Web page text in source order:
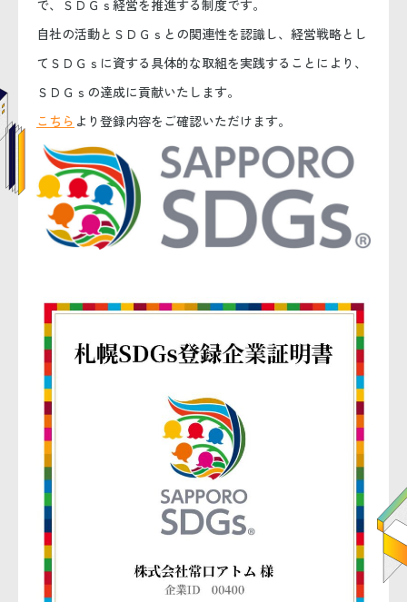
で、ＳＤＧｓ経営を推進する制度です。
自社の活動とＳＤＧｓとの関連性を認識し、経営戦略とし
てＳＤＧｓに資する具体的な取組を実践することにより、
ＳＤＧｓの達成に貢献いたします。
こちら より登録内容をご確認いただけます。